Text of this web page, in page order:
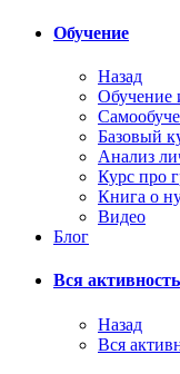
Обучение
Назад
Обучение
Базовый
Анализ
Курс про
Книга о
Видео
Блог
Вся активность
Назад
Вся